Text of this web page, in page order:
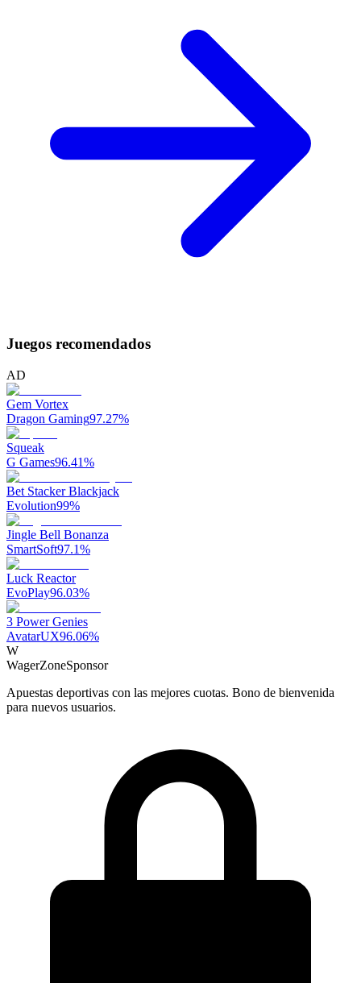
Juegos recomendados
AD
Gem Vortex
Dragon Gaming97.27%
Squeak
G Games96.41%
Bet Stacker Blackjack
Evolution99%
Jingle Bell Bonanza
SmartSoft97.1%
Luck Reactor
EvoPlay96.03%
3 Power Genies
AvatarUX96.06%
W
WagerZoneSponsor
Apuestas deportivas con las mejores cuotas. Bono de bienvenida
para nuevos usuarios.